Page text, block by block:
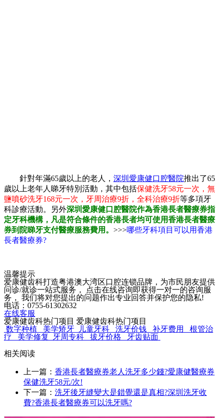
針對年滿65歲以上的老人， 深圳愛康健口腔醫院推出了65
歲以上老年人睇牙特別活動，其中包括保健洗牙58元一次，無
鹽噴砂洗牙168元一次，牙周治療9折，全科治療9折等多項牙
科診療活動。另外深圳愛康健口腔醫院作為香港長者醫療券指
定牙科機構，凡是符合條件的香港長者均可使用香港長者醫療
券到院睇牙支付醫療服務費用。 >>>哪些牙科項目可以用香港
長者醫療券?
温馨提示
爱康健齿科打造粤港澳大湾区口腔连锁品牌，为市民朋友提供
问诊/就诊一站式服务， 点击在线咨询即获得一对一的咨询服
务， 我们将对您提出的问题作出专业回答并保护您的隐私!
电话：0755-61302632
在线客服
爱康健齿科热门项目 爱康健齿科热门项目
数字种植
美学矫牙 儿童牙科 洗牙价钱 补牙费用
根管治
疗
美学修复 牙周专科 拔牙价格
牙齿贴面
相关阅读
上一篇： 香港長者醫療券老人洗牙多少錢?愛康健醫療券
保健洗牙58元/次!
下一篇： 洗牙後牙縫變大是錯覺還是真相?深圳洗牙收
費?香港長者醫療券可以洗牙嗎?